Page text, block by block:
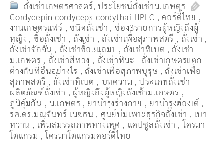
ถั่งเช่าเกษตรศาสตร์,ประโยชน์ถั่งเช่าม.เกษตร
Cordycepin cordyceps cordythai HPLC , คอร์ดี้ไทย ,
งานเกษตรแฟร์ ,ชนิดถั่งเช่า ,ช่อง3รายการผู้หญิงถึงผู้
หญิง , ซื้อถั่งเช่า , ถังเช่า , ถังเช่าเพื่อสุภาพสตรี , ถั่งเช่า ,
ถั่งเช่าจักจั่น , ถั่งเช่าซื้อ3แถม1 , ถั่งเช่าทิเบต , ถั่งเช่า
ม.เกษตร , ถั่งเช่าสีทอง , ถั่งเช่าหิมะ , ถั่งเช่าเกษตรแตก
ต่างกับที่อื่นอย่างไร , ถั่งเช่าเพื่อสุภาพบุรุษ , ถั่งเช่าเพื่อ
สุภาพสตรี , ถั่่งเช่าทิเบต , บทความ , ประเภทถั่งเช่า ,
ผลิตภัณฑ์ถั่งเช่า , ผู้หญิงถึงผู้หญิงถังเช้าม.เกษตร ,
ภูมิคุ้มกัน ,ม.เกษตร , ยาบำรุงร่างกาย , ยาบำรุงฮ่องเต้ ,
รศ.ดร.มณจันทร์ เมฆธน , ศูนย์บ่มเพาะธุรกิจถั่งเช่า , เบา
หวาน , เพิ่มสมรรถภาพทางเพศ , แคปซูลถั่งเช่า ,โครมา
โตแกรม ,โครมาโตแกรมคอร์ดี้ไทย